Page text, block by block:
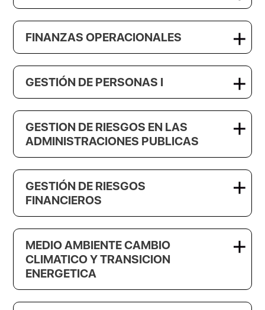
FINANZAS OPERACIONALES
GESTIÓN DE PERSONAS I
GESTION DE RIESGOS EN LAS
ADMINISTRACIONES PUBLICAS
GESTIÓN DE RIESGOS
FINANCIEROS
MEDIO AMBIENTE CAMBIO
CLIMATICO Y TRANSICION
ENERGETICA